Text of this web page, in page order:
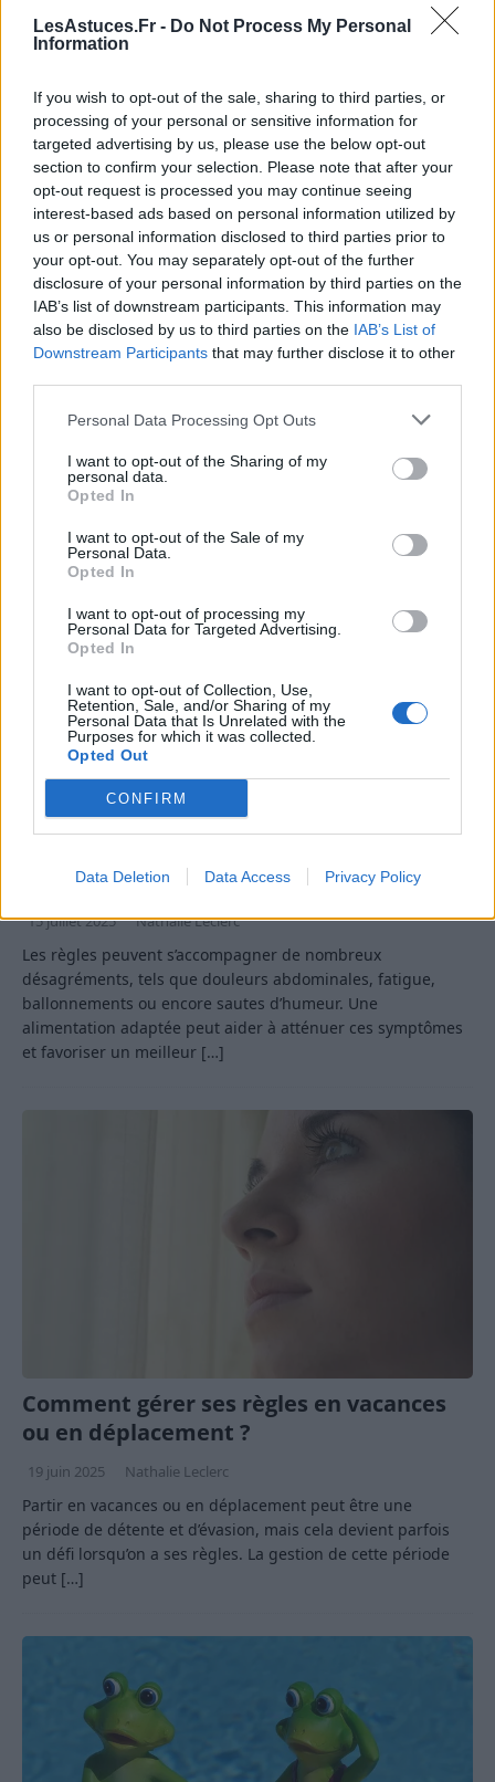
LesAstuces.Fr - Do Not Process My Personal
Information
If you wish to opt-out of the sale, sharing to third parties, or
processing of your personal or sensitive information for
targeted advertising by us, please use the below opt-out
section to confirm your selection. Please note that after your
opt-out request is processed you may continue seeing
interest-based ads based on personal information utilized by
us or personal information disclosed to third parties prior to
your opt-out. You may separately opt-out of the further
disclosure of your personal information by third parties on the
IAB’s list of downstream participants. This information may
also be disclosed by us to third parties on the IAB’s List of
Downstream Participants that may further disclose it to other
Personal Data Processing Opt Outs
I want to opt-out of the Sharing of my
personal data.
Opted In
I want to opt-out of the Sale of my
Personal Data.
Opted In
I want to opt-out of processing my
Personal Data for Targeted Advertising.
Opted In
I want to opt-out of Collection, Use,
Retention, Sale, and/or Sharing of my
Personal Data that Is Unrelated with the
Purposes for which it was collected.
Opted Out
CONFIRM
Data Deletion Data Access Privacy Policy
Les bons réflexes pour une hygiène
intime respectueuse
23 juillet 2025 Nathalie Leclerc
préserver sa santé, son confort et son bien-être au
quotidien. Pourtant, il existe encore de nombreuses idées
règles ?
15 juillet 2025 Nathalie Leclerc
Les règles peuvent s’accompagner de nombreux
désagréments, tels que douleurs abdominales, fatigue,
ballonnements ou encore sautes d’humeur. Une
alimentation adaptée peut aider à atténuer ces symptômes
et favoriser un meilleur […]
Comment gérer ses règles en vacances
ou en déplacement ?
19 juin 2025 Nathalie Leclerc
Partir en vacances ou en déplacement peut être une
période de détente et d’évasion, mais cela devient parfois
un défi lorsqu’on a ses règles. La gestion de cette période
peut […]